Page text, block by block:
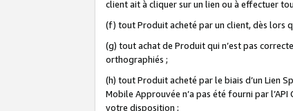
client ait à cliquer sur un lien ou à effectuer
(f) tout Produit acheté par un client, dès lors
(g) tout achat de Produit qui n’est pas
orthographiés ;
(h) tout Produit acheté par le biais d’un Lien
Mobile Approuvée n’a pas été fourni par
votre disposition ;